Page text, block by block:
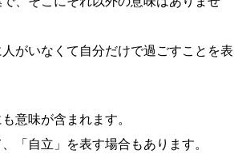
がいなくて自分だけで過ごすことを表
意味が含まれます。
「自立」を表す場合もあります。